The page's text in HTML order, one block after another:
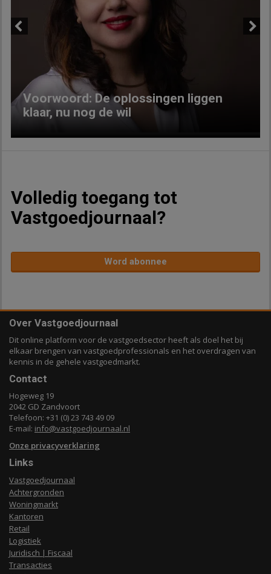
Voorwoord: De oplossingen liggen
klaar, nu nog de wil
Volledig toegang tot
Vastgoedjournaal?
Word abonnee
Over Vastgoedjournaal
Dit online platform voor de vastgoedsector heeft als doel het bij
elkaar brengen van vastgoedprofessionals en het overdragen van
kennis in de gehele vastgoedmarkt.
Contact
Hogeweg 19
2042 GD Zandvoort
Telefoon: +31 (0) 23 743 49 09
E-mail: info@vastgoedjournaal.nl
Onze privacyverklaring
Links
Vastgoedjournaal
Achtergronden
Woningmarkt
Kantoren
Retail
Logistiek
Juridisch | Fiscaal
Transacties